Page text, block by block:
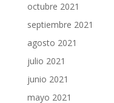
octubre 2021
septiembre 2021
agosto 2021
julio 2021
junio 2021
mayo 2021